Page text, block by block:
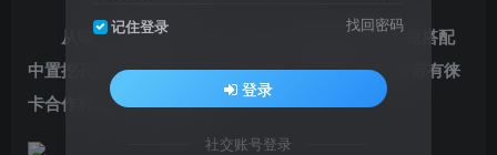
从曝光的渲染图来看，小米17T系列采用直角中框搭配
中置挖孔直屏的设计，后置圆角矩形三摄模组，机身带有徕
卡合作标识，辨识度较高。
记住登录 找回密码
登录
社交账号登录